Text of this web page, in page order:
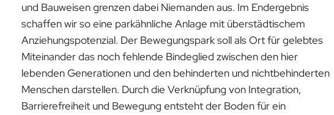
und Bauweisen grenzen dabei Niemanden aus. Im Endergebnis
schaffen wir so eine parkähnliche Anlage mit überstädtischem
Anziehungspotenzial. Der Bewegungspark soll als Ort für gelebtes
Miteinander das noch fehlende Bindeglied zwischen den hier
lebenden Generationen und den behinderten und nichtbehinderten
Menschen darstellen. Durch die Verknüpfung von Integration,
Barrierefreiheit und Bewegung entsteht der Boden für ein